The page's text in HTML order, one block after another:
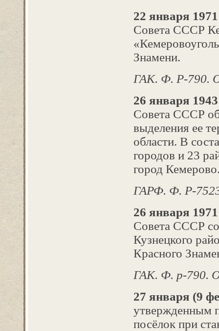
22 января
Совета СССР
Знамени.
ГАК. Ф. Р-790.
26 января
Совета СССР
выделения ее
области. В
городов и 23
город
ГАРФ. Ф. Р-
26 января 1971
Совета СССР
Кузнецкого
Красного
ГАК. Ф. р-790.
27 января (9
утвержденным
посёлок при